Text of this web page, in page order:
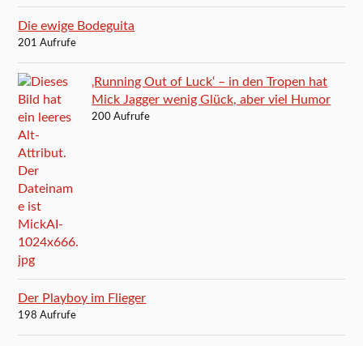
Die ewige Bodeguita
201 Aufrufe
‚Running Out of Luck‘ – in den Tropen hat
Mick Jagger wenig Glück, aber viel Humor
200 Aufrufe
Der Playboy im Flieger
198 Aufrufe